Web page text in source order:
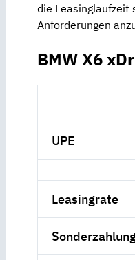
die Leasinglaufzeit
Anforderungen
BMW X6
UPE
Leasingrate